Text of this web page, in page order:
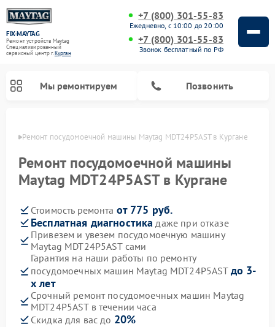
FIX-MAYTAG
Ремонт устройств Maytag
Специализированный
cервисный центр г.Курган
+7 (800) 301-55-83
Ежедневно, с 10:00 до 20:00
+7 (800) 301-55-83
Звонок бесплатный по РФ
Мы ремонтируем Позвонить
Ремонт посудомоечной машины Maytag MDT24P5AST в Кургане
Ремонт посудомоечной машины
Maytag MDT24P5AST в Кургане
Стоимость ремонта от 775 руб.
Бесплатная диагностика даже при отказе
Привезем и увезем посудомоечную машину
Maytag MDT24P5AST сами
Гарантия на наши работы по ремонту
посудомоечных машин Maytag MDT24P5AST до 3-
х лет
Срочный ремонт посудомоечных машин Maytag
MDT24P5AST в течении часа
Скидка для вас до 20%